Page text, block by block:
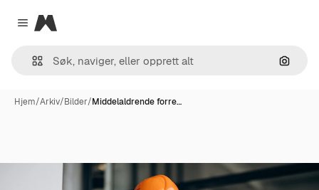
Close menu
Magnific
Søk
Hjem/Arkiv/Bilder/Middelaldrende forre…